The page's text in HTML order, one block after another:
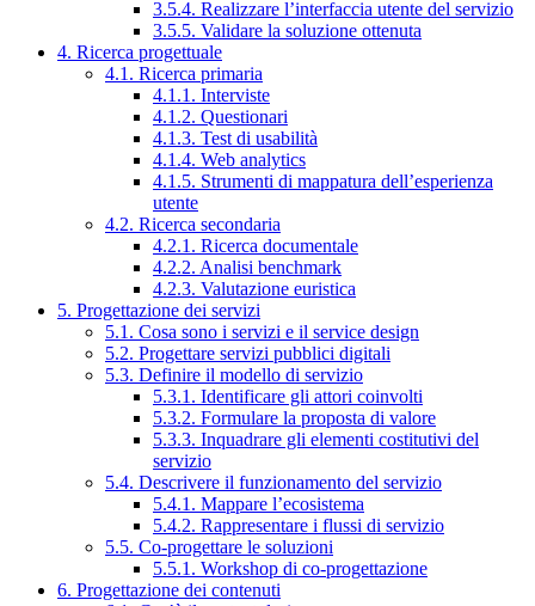
3.5.4. Realizzare l’interfaccia utente del servizio
3.5.5. Validare la soluzione ottenuta
4. Ricerca progettuale
4.1. Ricerca primaria
4.1.1. Interviste
4.1.2. Questionari
4.1.3. Test di usabilità
4.1.4. Web analytics
4.1.5. Strumenti di mappatura dell’esperienza
utente
4.2. Ricerca secondaria
4.2.1. Ricerca documentale
4.2.2. Analisi benchmark
4.2.3. Valutazione euristica
5. Progettazione dei servizi
5.1. Cosa sono i servizi e il service design
5.2. Progettare servizi pubblici digitali
5.3. Definire il modello di servizio
5.3.1. Identificare gli attori coinvolti
5.3.2. Formulare la proposta di valore
5.3.3. Inquadrare gli elementi costitutivi del
servizio
5.4. Descrivere il funzionamento del servizio
5.4.1. Mappare l’ecosistema
5.4.2. Rappresentare i flussi di servizio
5.5. Co-progettare le soluzioni
5.5.1. Workshop di co-progettazione
6. Progettazione dei contenuti